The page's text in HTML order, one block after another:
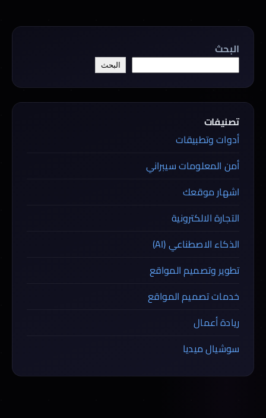
البحث
البحث
تصنيفات
أدوات وتطبيقات
أمن المعلومات سيبراني
اشهار موقعك
التجارة الالكترونية
الذكاء الاصطناعي (AI)
تطوير وتصميم المواقع
خدمات تصميم المواقع
ريادة أعمال
سوشيال ميديا